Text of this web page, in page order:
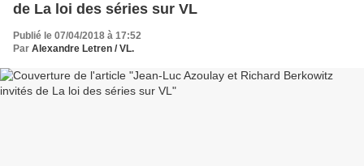
de La loi des séries sur VL
Publié le 07/04/2018 à 17:52
Par Alexandre Letren / VL.